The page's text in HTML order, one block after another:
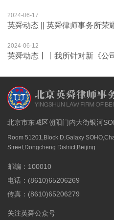
2024-06-17
2024-06-12
北京市东城区朝阳门内大街银河
Room 51201,Block D,Galaxy
Street,Dongcheng District,Beijing
邮编：100010
电话：(8610)65206269
传真：(8610)65206279
关注英舜公众号